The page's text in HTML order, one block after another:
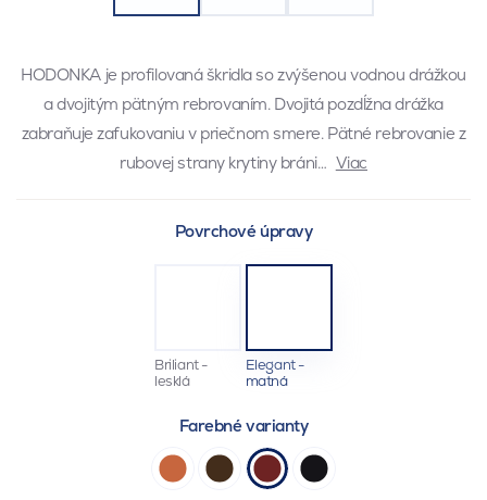
HODONKA je profilovaná škridla so zvýšenou vodnou drážkou
a dvojitým pätným rebrovaním. Dvojitá pozdĺžna drážka
zabraňuje zafukovaniu v priečnom smere. Pätné rebrovanie z
rubovej strany krytiny bráni… Viac
Povrchové úpravy
Briliant -
lesklá
Elegant -
matná
Farebné varianty